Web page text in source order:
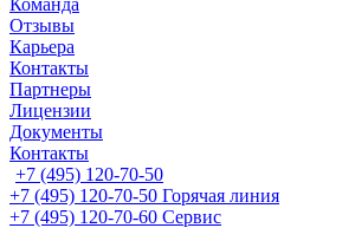
Команда
Отзывы
Карьера
Контакты
Партнеры
Лицензии
Документы
Контакты
+7 (495) 120-70-50
+7 (495) 120-70-50 Горячая линия
+7 (495) 120-70-60 Сервис